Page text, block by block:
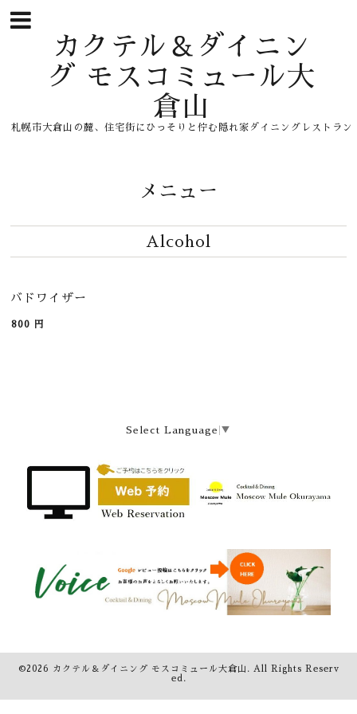
カクテル＆ダイニン
グ モスコミュール大
倉山
札幌市大倉山の麓、住宅街にひっそりと佇む隠れ家ダイニングレストラン
メニュー
Alcohol
バドワイザー
800 円
Select Language ▼
©2026 カクテル＆ダイニング モスコミュール大倉山 . All Rights Reserv
ed.